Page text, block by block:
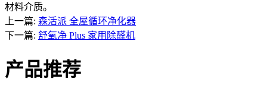
材料介质。
上一篇: 森活派 全屋循环净化器
下一篇: 舒氧净 Plus 家用除醛机
产品推荐